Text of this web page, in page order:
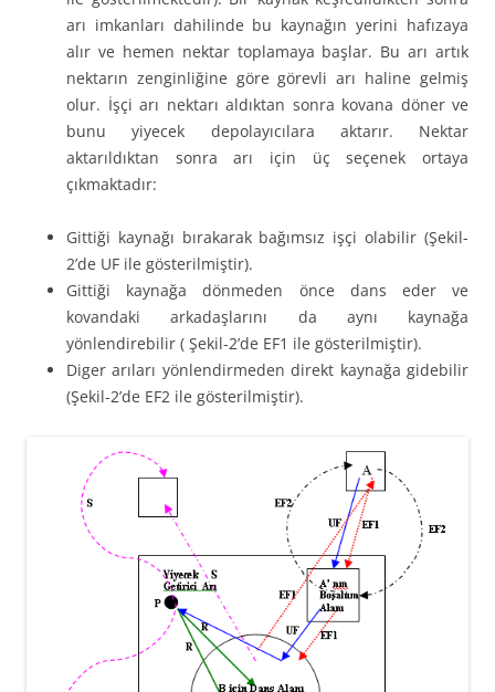
arı imkanları dahilinde bu kaynağın yerini hafızaya
alır ve hemen nektar toplamaya başlar. Bu arı artık
nektarın zenginliğine göre görevli arı haline gelmiş
olur. İşçi arı nektarı aldıktan sonra kovana döner ve
bunu yiyecek depolayıcılara aktarır. Nektar
aktarıldıktan sonra arı için üç seçenek ortaya
çıkmaktadır:
Gittiği kaynağı bırakarak bağımsız işçi olabilir (Şekil-
2’de UF ile gösterilmiştir).
Gittiği kaynağa dönmeden önce dans eder ve
kovandaki arkadaşlarını da aynı kaynağa
yönlendirebilir ( Şekil-2’de EF1 ile gösterilmiştir).
Diger arıları yönlendirmeden direkt kaynağa gidebilir
(Şekil-2’de EF2 ile gösterilmiştir).